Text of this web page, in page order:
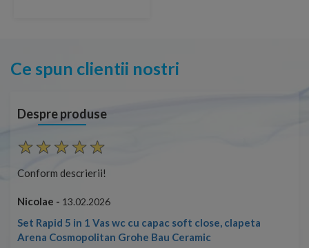
Ce spun clientii nostri
Despre produse
Conform descrierii!
Nicolae - 13.02.2026
Set Rapid 5 in 1 Vas wc cu capac soft close, clapeta
Arena Cosmopolitan Grohe Bau Ceramic